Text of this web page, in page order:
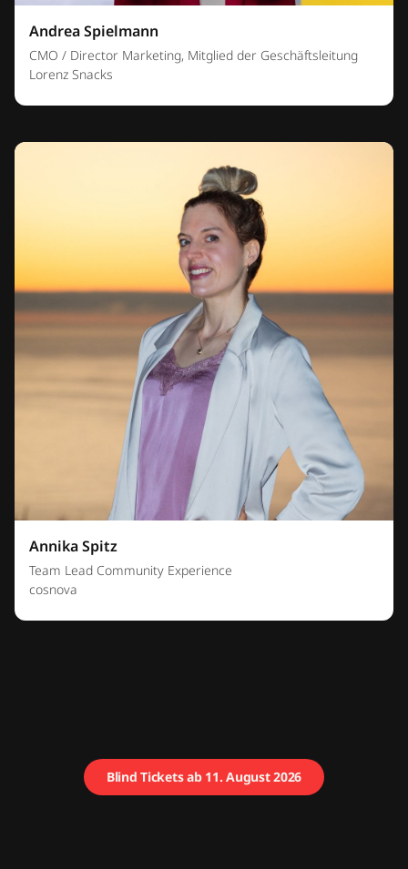
Andrea Spielmann
CMO / Director Marketing, Mitglied der Geschäftsleitung
Lorenz Snacks
Annika Spitz
Team Lead Community Experience
cosnova
Blind Tickets ab 11. August 2026